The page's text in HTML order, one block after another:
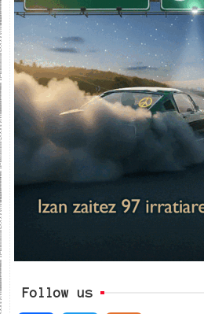
Follow us